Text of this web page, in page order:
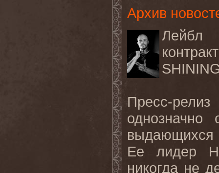
Архив
Пресс-
выдающихся
Ее лидер
никогда не